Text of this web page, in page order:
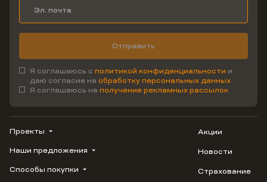
Отправить
Я соглашаюсь с политикой конфиденциальности и
даю согласие на обработку персональных данных
Я соглашаюсь на получение рекламных рассылок
Проекты
ВЕРН
1799
Наши предложения
Купить квартиру
Способы покупки
Акции
Новости
Страхование